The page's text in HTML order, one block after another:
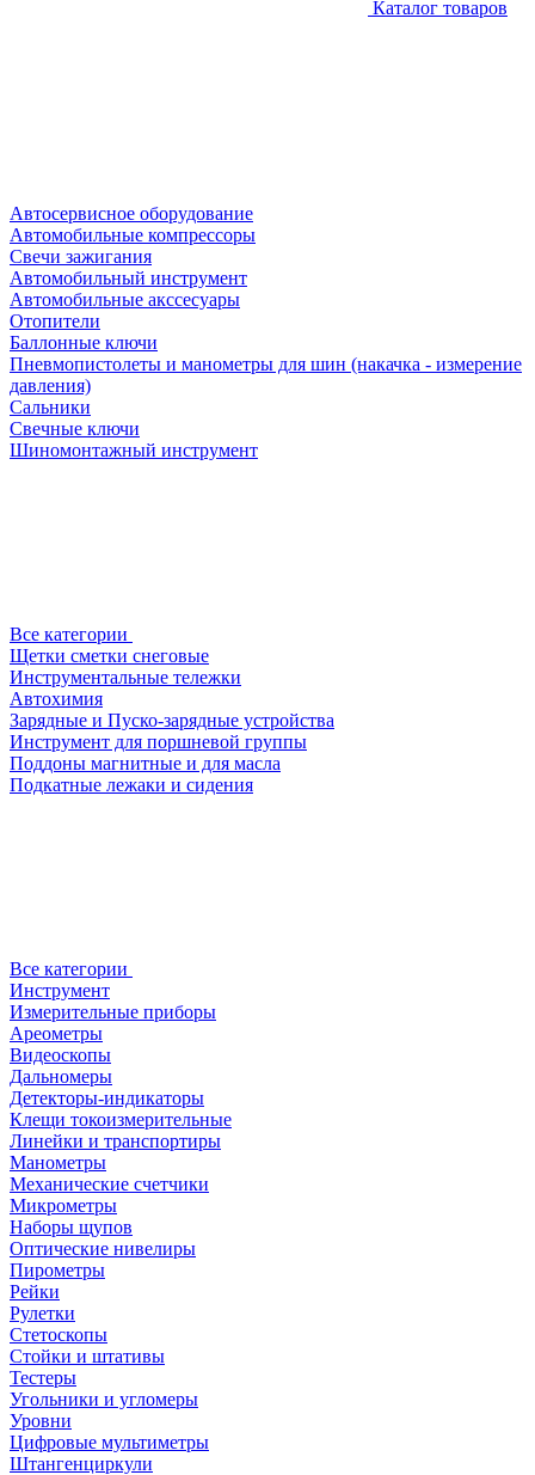
Каталог товаров
Автосервисное оборудование
Автомобильные компрессоры
Свечи зажигания
Автомобильный инструмент
Автомобильные акссесуары
Отопители
Баллонные ключи
Пневмопистолеты и манометры для шин (накачка - измерение
давления)
Сальники
Свечные ключи
Шиномонтажный инструмент
Все категории
Щетки сметки снеговые
Инструментальные тележки
Автохимия
Зарядные и Пуско-зарядные устройства
Инструмент для поршневой группы
Поддоны магнитные и для масла
Подкатные лежаки и сидения
Все категории
Инструмент
Измерительные приборы
Ареометры
Видеоскопы
Дальномеры
Детекторы-индикаторы
Клещи токоизмерительные
Линейки и транспортиры
Манометры
Механические счетчики
Микрометры
Наборы щупов
Оптические нивелиры
Пирометры
Рейки
Рулетки
Стетоскопы
Стойки и штативы
Тестеры
Угольники и угломеры
Уровни
Цифровые мультиметры
Штангенциркули